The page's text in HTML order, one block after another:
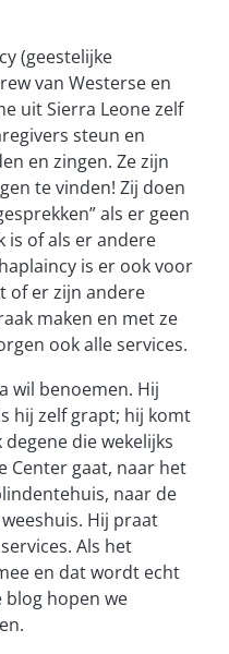
(geestelijke
van Westerse en
uit Sierra Leone zelf
steun en
en zingen. Ze zijn
te vinden! Zij doen
als er geen
is of als er andere
is er ook voor
of er zijn andere
maken en met ze
ook alle services.
wil benoemen. Hij
hij zelf grapt; hij komt
die wekelijks
Center gaat, naar het
naar de
Hij praat
Als het
en dat wordt echt
blog hopen we